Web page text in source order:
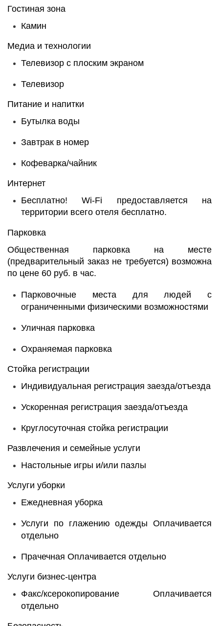
Гостиная зона
Камин
Медиа и технологии
Телевизор с плоским экраном
Телевизор
Питание и напитки
Бутылка воды
Завтрак в номер
Кофеварка/чайник
Интернет
Бесплатно! Wi-Fi предоставляется на
территории всего отеля бесплатно.
Парковка
Общественная парковка на месте
(предварительный заказ не требуется) возможна
по цене 60 руб. в час.
Парковочные места для людей с
ограниченными физическими возможностями
Уличная парковка
Охраняемая парковка
Стойка регистрации
Индивидуальная регистрация заезда/отъезда
Ускоренная регистрация заезда/отъезда
Круглосуточная стойка регистрации
Развлечения и семейные услуги
Настольные игры и/или пазлы
Услуги уборки
Ежедневная уборка
Услуги по глажению одежды Оплачивается
отдельно
Прачечная Оплачивается отдельно
Услуги бизнес-центра
Факс/ксерокопирование Оплачивается
отдельно